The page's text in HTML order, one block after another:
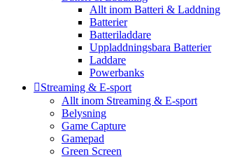
Allt inom Batteri & Laddning
Batterier
Batteriladdare
Uppladdningsbara Batterier
Laddare
Powerbanks
Streaming & E-sport
Allt inom Streaming & E-sport
Belysning
Game Capture
Gamepad
Green Screen